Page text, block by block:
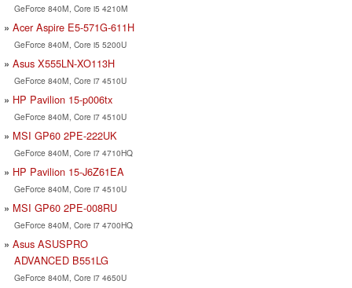
GeForce 840M, Core i5 4210M
Acer Aspire E5-571G-611H
GeForce 840M, Core i5 5200U
Asus X555LN-XO113H
GeForce 840M, Core i7 4510U
HP Pavilion 15-p006tx
GeForce 840M, Core i7 4510U
MSI GP60 2PE-222UK
GeForce 840M, Core i7 4710HQ
HP Pavilion 15-J6Z61EA
GeForce 840M, Core i7 4510U
MSI GP60 2PE-008RU
GeForce 840M, Core i7 4700HQ
Asus ASUSPRO
ADVANCED B551LG
GeForce 840M, Core i7 4650U